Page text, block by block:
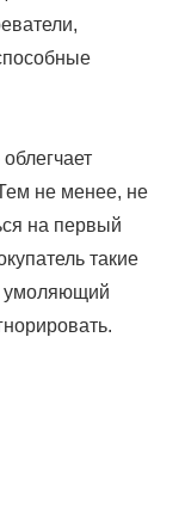
не менее, не
на первый
такие
умоляющий